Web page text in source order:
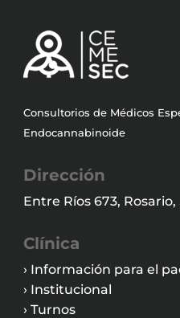
Consultorios de Médicos
Endocannabinoide
Dirección
Entre Ríos 673,
Clínica
› Información para el
› Institucional
› Turnos